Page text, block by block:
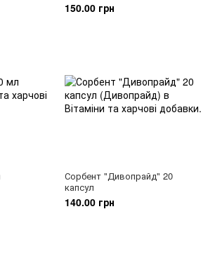
150.00 грн
Сорбент "Дивопрайд" 20
капсул
140.00 грн